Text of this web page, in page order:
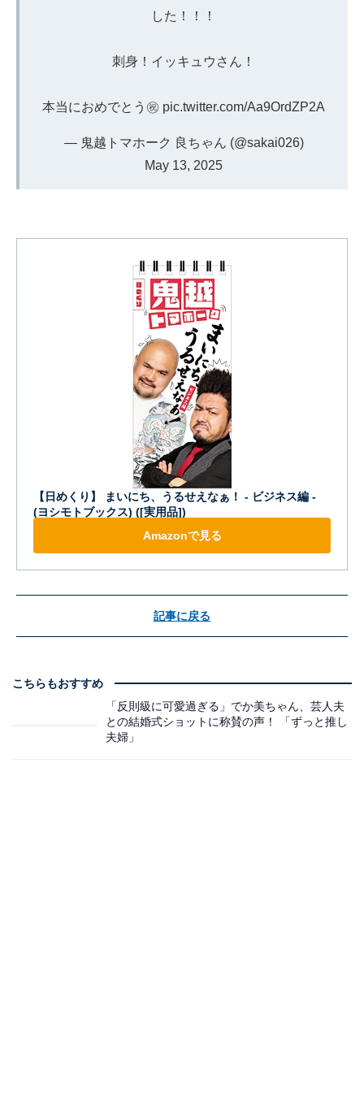
した！！！
刺身！イッキュウさん！
本当におめでとう㊗️ pic.twitter.com/Aa9OrdZP2A
— 鬼越トマホーク 良ちゃん (@sakai026)
May 13, 2025
【日めくり】 まいにち、うるせえなぁ！ ‐ ビジネス編 ‐
(ヨシモトブックス) ([実用品])
Amazonで見る
記事に戻る
こちらもおすすめ
「反則級に可愛過ぎる」でか美ちゃん、芸人夫
との結婚式ショットに称賛の声！ 「ずっと推し
夫婦」